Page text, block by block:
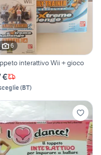
6
interattivo Wii + gioco
€
(BT)